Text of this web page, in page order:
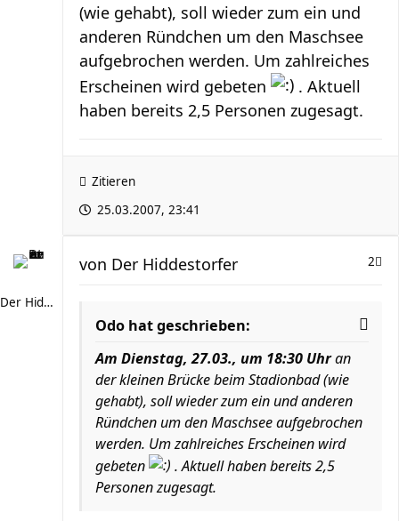
(wie gehabt), soll wieder zum ein und
anderen Ründchen um den Maschsee
aufgebrochen werden. Um zahlreiches
Erscheinen wird gebeten
. Aktuell
haben bereits 2,5 Personen zugesagt.
Zitieren
25.03.2007, 23:41
Der Hiddestorfer
2
von Der Hiddestorfer
Odo hat geschrieben:
Am Dienstag, 27.03., um 18:30 Uhran
der kleinen Brücke beim Stadionbad (wie
gehabt), soll wieder zum ein und anderen
Ründchen um den Maschsee aufgebrochen
werden. Um zahlreiches Erscheinen wird
gebeten
. Aktuell haben bereits 2,5
Personen zugesagt.